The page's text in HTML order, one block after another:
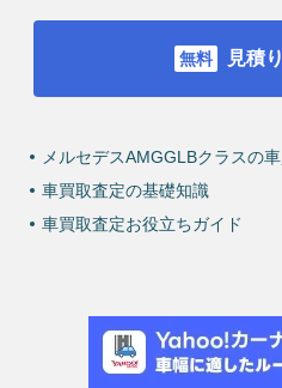
見積
メルセデスAMGGLBクラスの
車買取査定の基礎知識
車買取査定お役立ちガイド